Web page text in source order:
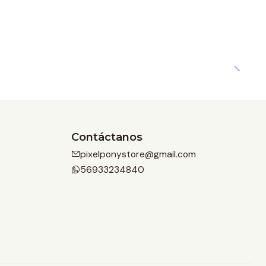
Contáctanos
pixelponystore@gmail.com
56933234840